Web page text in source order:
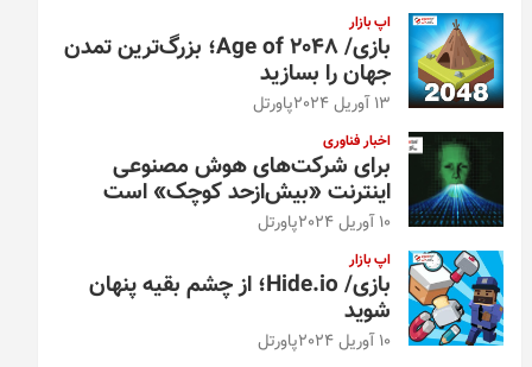
اپ بازار
بازی/ Age of 2048؛ بزرگ‌ترین تمدن
جهان را بسازید
13 آوریل 2024 پاورتل
اخبار فناوری
برای شرکت‌های هوش مصنوعی
اینترنت «بیش‌از‌حد کوچک» است
10 آوریل 2024 پاورتل
اپ بازار
بازی/ Hide.io؛ از چشم بقیه پنهان
شوید
10 آوریل 2024 پاورتل